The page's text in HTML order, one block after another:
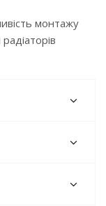
монтажу